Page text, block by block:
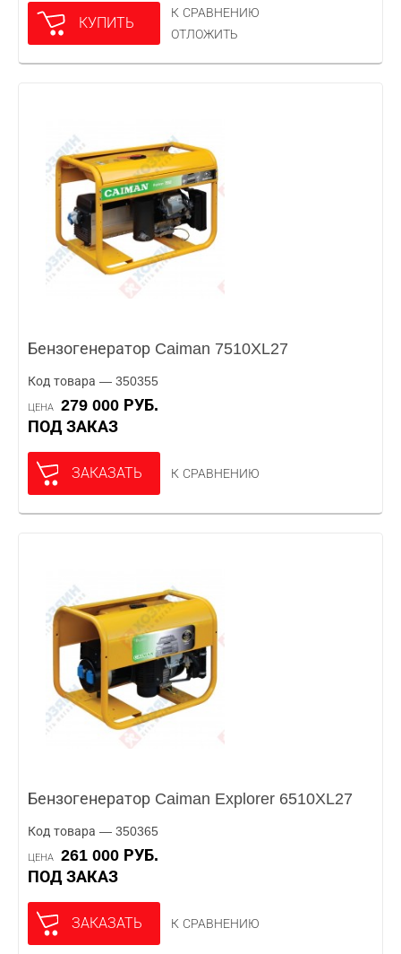
КУПИТЬ
К СРАВНЕНИЮ
ОТЛОЖИТЬ
Бензогенератор Caiman 7510XL27
Код товара — 350355
ЦЕНА
279 000 РУБ.
ПОД ЗАКАЗ
ЗАКАЗАТЬ К СРАВНЕНИЮ
Бензогенератор Caiman Explorer 6510XL27
Код товара — 350365
ЦЕНА
261 000 РУБ.
ПОД ЗАКАЗ
ЗАКАЗАТЬ К СРАВНЕНИЮ